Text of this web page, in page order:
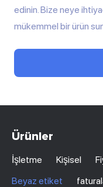
edinin. Bize neye
mükemmel bir ürün
Ürünler
İşletme Kişisel
Beyaz etiket